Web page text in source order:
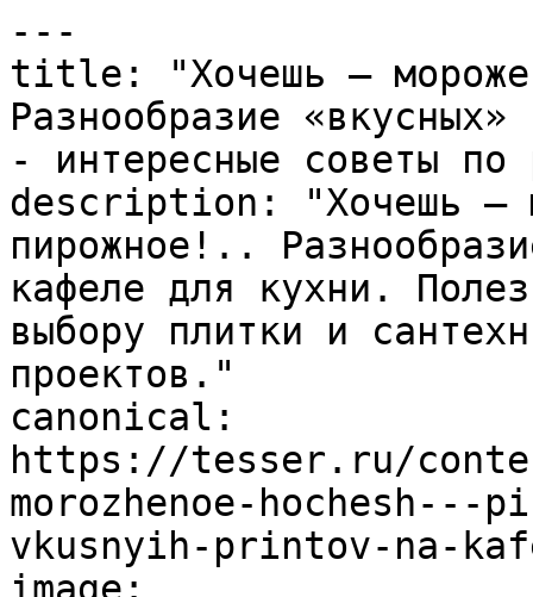
---
title: "Хочешь –
Разнообразие
- интересные советы по
description: "Хочешь –
пирожное!..
кафеле для кухни.
выбору плитки и
проектов."
canonical:
https://tesser.ru/
morozhenoe-hochesh---
vkusnyih-printov-na-